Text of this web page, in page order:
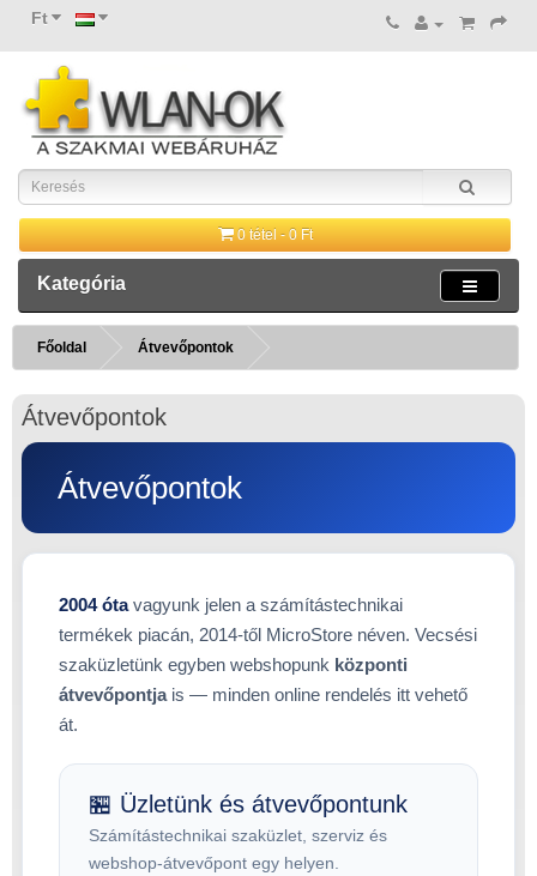
Ft
0 tétel - 0 Ft
Kategória
Főoldal Átvevőpontok
Átvevőpontok
Átvevőpontok
2004 ótavagyunk jelen a számítástechnikai
termékek piacán, 2014-től MicroStore néven. Vecsési
szaküzletünk egyben webshopunk központi
átvevőpontjais — minden online rendelés itt vehető
át.
🏪 Üzletünk és átvevőpontunk
Számítástechnikai szaküzlet, szerviz és
webshop-átvevőpont egy helyen.